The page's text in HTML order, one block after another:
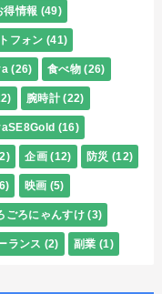
得情報 (49)
フォン (41)
(26) 食べ物 (26)
腕時計 (22)
(16)
企画 (12) 防災 (12)
映画 (5)
ごろにゃんすけ (3)
ランス (2) 副業 (1)